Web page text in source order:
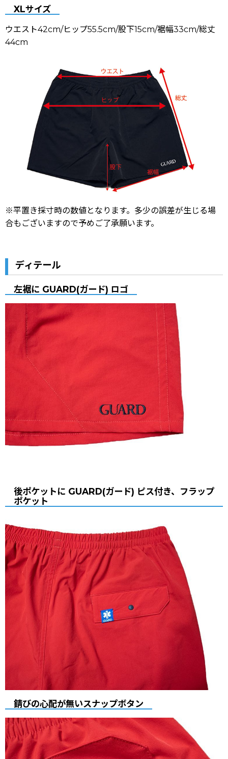
XLサイズ
ウエスト42cm/ヒップ55.5cm/股下15cm/裾幅33cm/総丈
44cm
※平置き採寸時の数値となります。多少の誤差が生じる場
合もございますので予めご了承願います。
ディテール
左裾に GUARD(ガード) ロゴ
後ポケットに GUARD(ガード) ピス付き、フラップ
ポケット
錆びの心配が無いスナップボタン